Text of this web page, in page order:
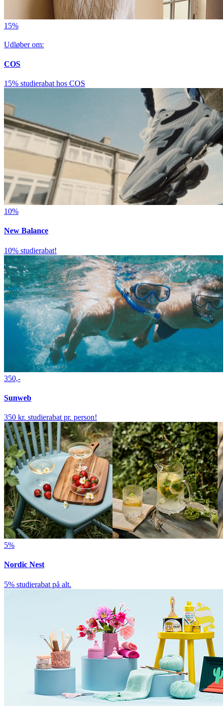
15%
Udløber om:
COS
15% studierabat hos COS
10%
New Balance
10% studierabat!
350,-
Sunweb
350 kr. studierabat pr. person!
5%
Nordic Nest
5% studierabat på alt.